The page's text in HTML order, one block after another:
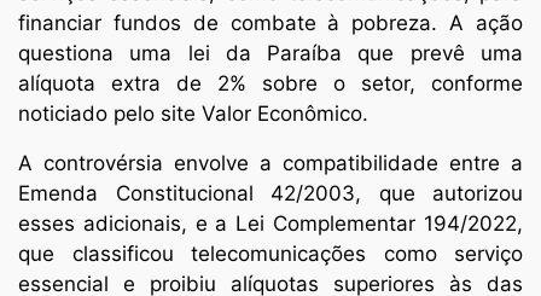
financiar fundos de combate à pobreza. A ação
questiona uma lei da Paraíba que prevê uma
alíquota extra de 2% sobre o setor, conforme
noticiado pelo site Valor Econômico.
A controvérsia envolve a compatibilidade entre a
Emenda Constitucional 42/2003, que autorizou
esses adicionais, e a Lei Complementar 194/2022,
que classificou telecomunicações como serviço
essencial e proibiu alíquotas superiores às das